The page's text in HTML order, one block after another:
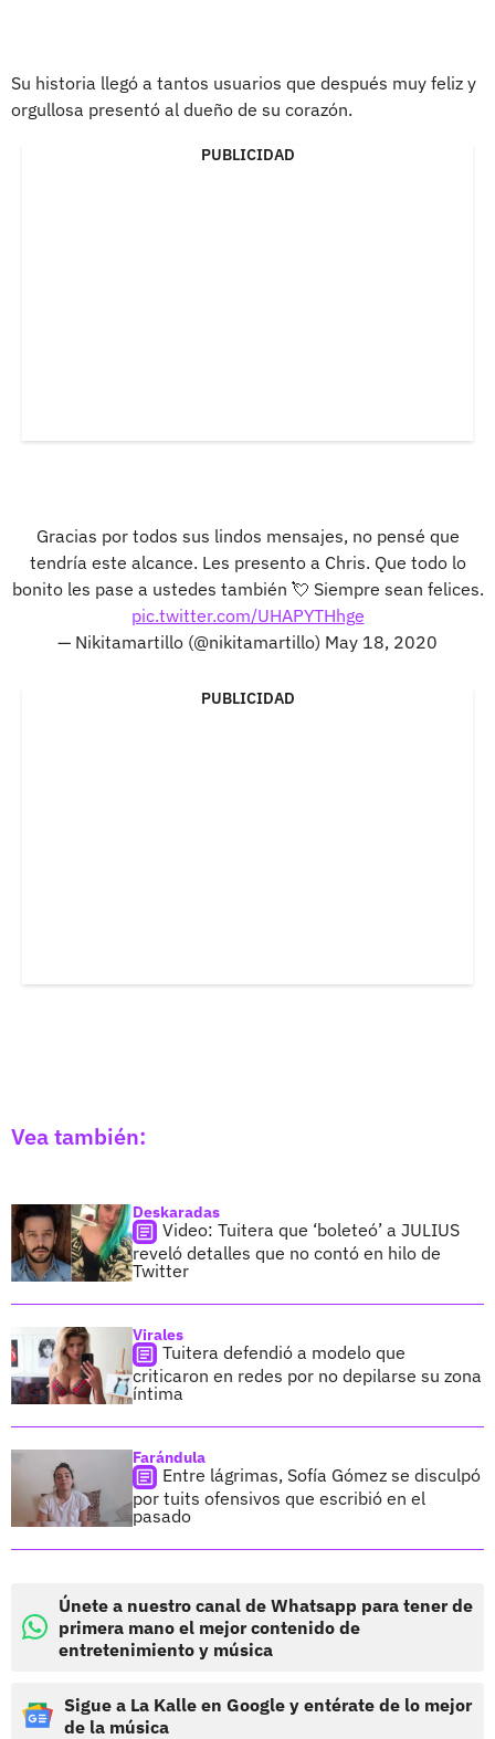
Su historia llegó a tantos usuarios que después muy feliz y
orgullosa presentó al dueño de su corazón.
PUBLICIDAD
Gracias por todos sus lindos mensajes, no pensé que
tendría este alcance. Les presento a Chris. Que todo lo
bonito les pase a ustedes también 💘 Siempre sean felices.
pic.twitter.com/UHAPYTHhge
— Nikitamartillo (@nikitamartillo) May 18, 2020
PUBLICIDAD
Vea también:
Deskaradas
Video: Tuitera que ‘boleteó’ a JULIUS
reveló detalles que no contó en hilo de
Twitter
Virales
Tuitera defendió a modelo que
criticaron en redes por no depilarse su zona
íntima
Farándula
Entre lágrimas, Sofía Gómez se disculpó
por tuits ofensivos que escribió en el
pasado
Únete a nuestro canal de Whatsapp para tener de
primera mano el mejor contenido de
entretenimiento y música
Sigue a La Kalle en Google y entérate de lo mejor
de la música